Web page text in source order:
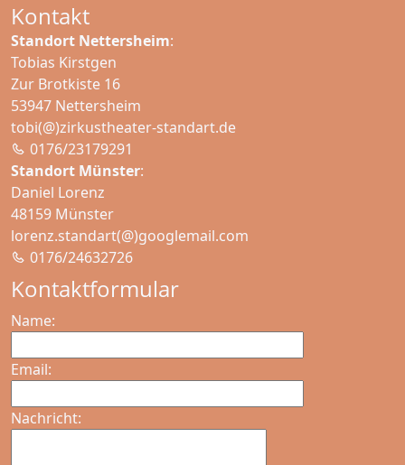
Kontakt
Standort Nettersheim:
Tobias Kirstgen
Zur Brotkiste 16
53947 Nettersheim
tobi(@)zirkustheater-standart.de
0176/23179291
Standort Münster:
Daniel Lorenz
48159 Münster
lorenz.standart(@)googlemail.com
0176/24632726
Kontaktformular
Name:
Email:
Nachricht: